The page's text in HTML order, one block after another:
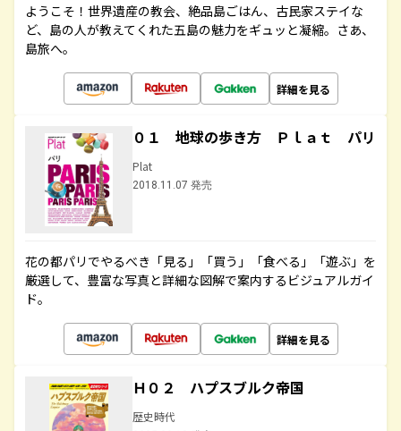
ようこそ！世界遺産の教会、絶品島ごはん、古民家ステイな
ど、島の人が教えてくれた五島の魅力をギュッと凝縮。さあ、
島旅へ。
詳細を見る
０１ 地球の歩き方 Ｐｌａｔ パリ
Plat
2018.11.07 発売
花の都パリでやるべき「見る」「買う」「食べる」「遊ぶ」を
厳選して、豊富な写真と詳細な図解で案内するビジュアルガイ
ド。
詳細を見る
Ｈ０２ ハプスブルク帝国
歴史時代